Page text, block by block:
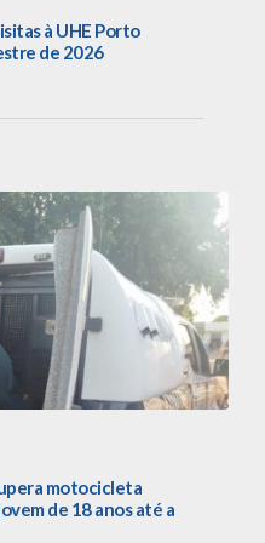
à UHE Porto
de 2026
motocicleta
de 18 anos até a